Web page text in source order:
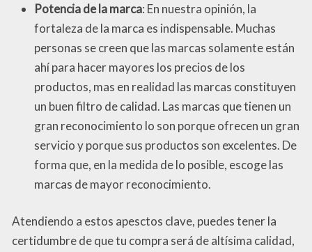
Potencia de la marca: En nuestra opinión, la
fortaleza de la marca es indispensable. Muchas
personas se creen que las marcas solamente están
ahí para hacer mayores los precios de los
productos, mas en realidad las marcas constituyen
un buen filtro de calidad. Las marcas que tienen un
gran reconocimiento lo son porque ofrecen un gran
servicio y porque sus productos son excelentes. De
forma que, en la medida de lo posible, escoge las
marcas de mayor reconocimiento.
Atendiendo a estos apesctos clave, puedes tener la
certidumbre de que tu compra será de altísima calidad,